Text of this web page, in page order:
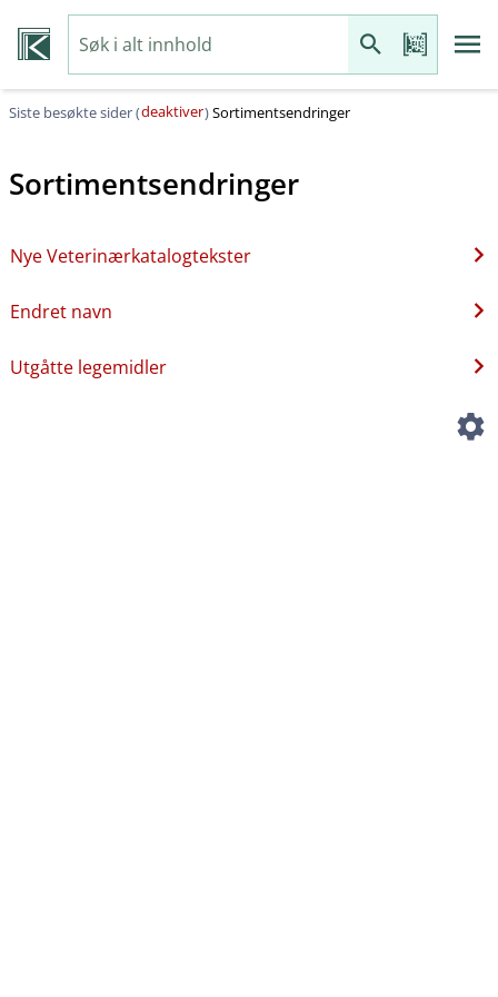
Siste besøkte sider (deaktiver)Sortimentsendringer
Sortimentsendringer
Nye Veterinærkatalogtekster
Endret navn
Utgåtte legemidler